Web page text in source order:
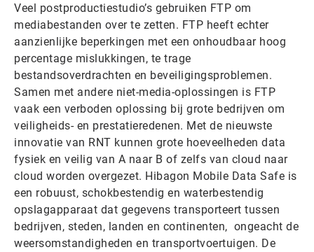
Veel postproductiestudio’s gebruiken FTP om
mediabestanden over te zetten. FTP heeft echter
aanzienlijke beperkingen met een onhoudbaar hoog
percentage mislukkingen, te trage
bestandsoverdrachten en beveiligingsproblemen.
Samen met andere niet-media-oplossingen is FTP
vaak een verboden oplossing bij grote bedrijven om
veiligheids- en prestatieredenen. Met de nieuwste
innovatie van RNT kunnen grote hoeveelheden data
fysiek en veilig van A naar B of zelfs van cloud naar
cloud worden overgezet. Hibagon Mobile Data Safe is
een robuust, schokbestendig en waterbestendig
opslagapparaat dat gegevens transporteert tussen
bedrijven, steden, landen en continenten, ongeacht de
weersomstandigheden en transportvoertuigen. De